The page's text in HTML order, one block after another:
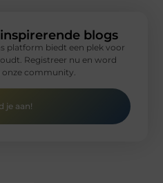
blogs
platform biedt een plek voor
Registreer nu en word
community.
je aan!